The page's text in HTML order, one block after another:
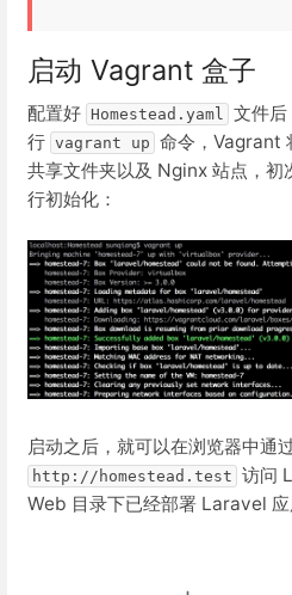
启动 Vagrant 盒子
配置好 Homestead.yaml 文件后
行 vagrant up 命令，Vagrant
共享文件夹以及 Nginx 站点，初
行初始化：
启动之后，就可以在浏览器中通
http://homestead.test 访问
Web 目录下已经部署 Laravel 应